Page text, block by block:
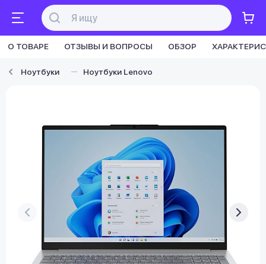
О ТОВАРЕ ОТЗЫВЫ И ВОПРОСЫ ОБЗОР
Ноутбуки Ноутбуки Lenovo